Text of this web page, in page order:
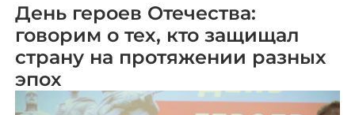
День героев Отечества:
говорим о тех, кто защищал
страну на протяжении разных
эпох